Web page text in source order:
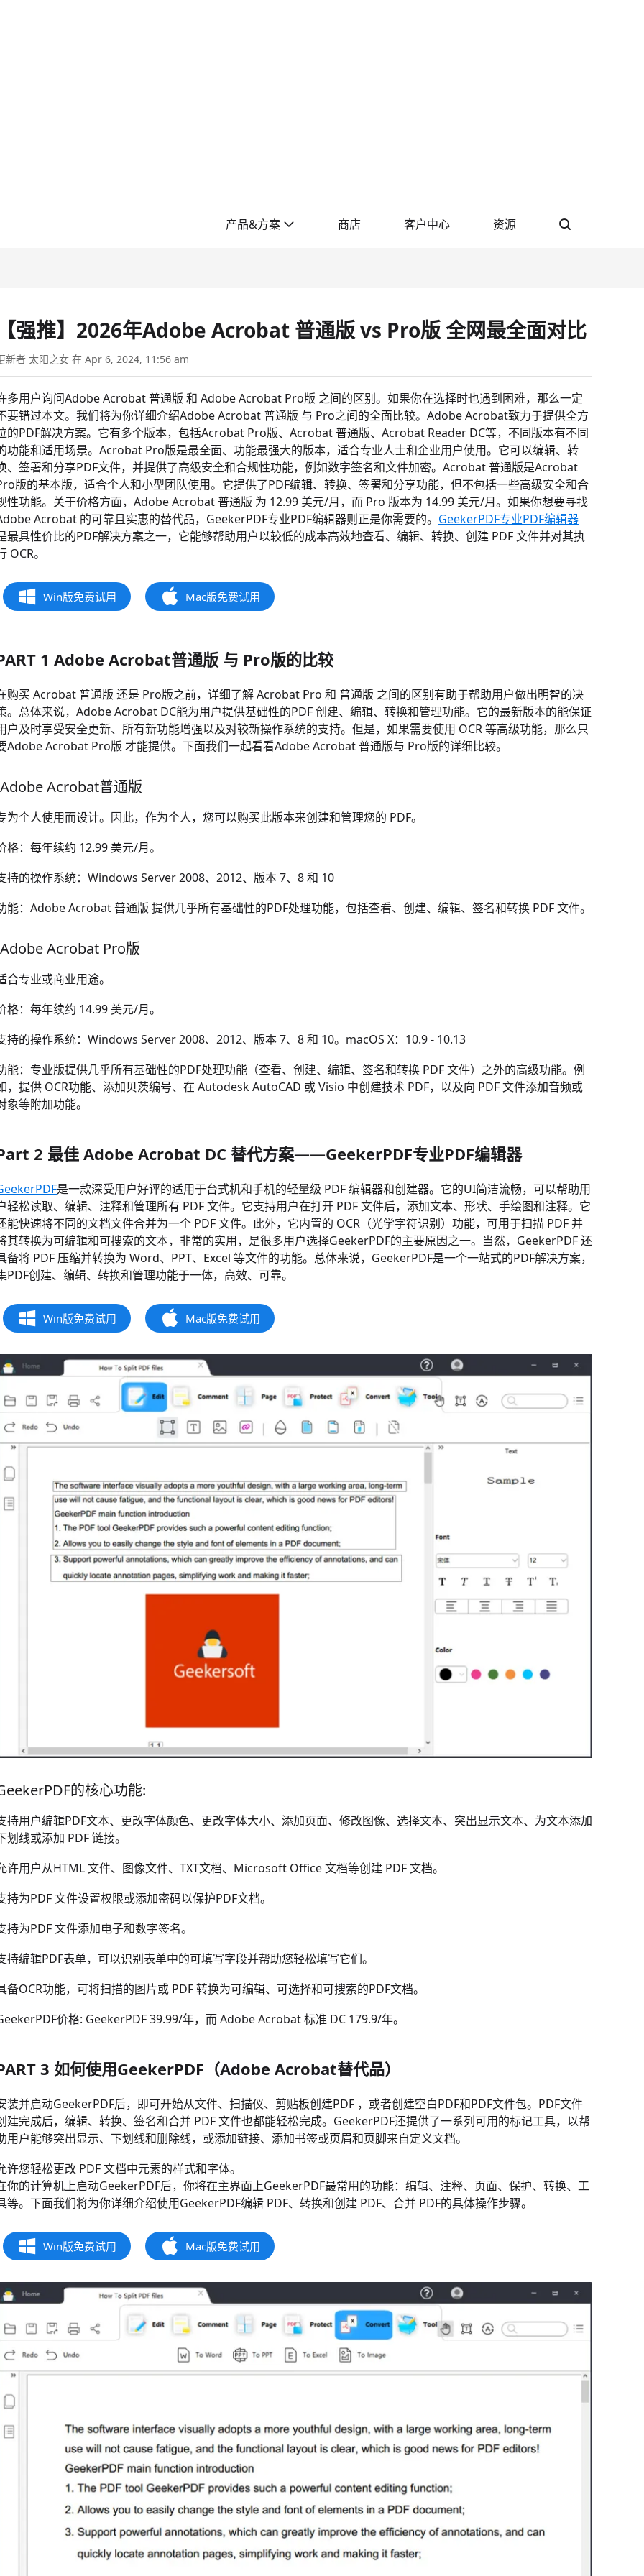
产品&方案 商店 客户中心 资源
强推】2026年Adobe Acrobat 普通版 vs Pro版 全网最全面对比
新者 太阳之女 在 Apr 6, 2024, 11:56 am
多用户询问Adob​​e Acrobat 普通版 和 Adob​​e Acrobat Pro版 之间的区别。如果你在选择时也遇到困难，那么一定
要错过本文。我们将为你详细介绍Adob​​e Acrobat 普通版 与 Pro之间的全面比较。Adobe Acrobat致力于提供全方
的PDF解决方案。它有多个版本，包括Acrobat Pro版、Acrobat 普通版、Acrobat Reader DC等，不同版本有不同
功能和适用场景。Acrobat Pro版是最全面、功能最强大的版本，适合专业人士和企业用户使用。它可以编辑、转
、签署和分享PDF文件，并提供了高级安全和合规性功能，例如数字签名和文件加密。Acrobat 普通版是Acrobat
版的基本版，适合个人和小型团队使用。它提供了PDF编辑、转换、签署和分享功能，但不包括一些高级安全和合
性功能。关于价格方面，Adobe Acrobat 普通版 为 12.99 美元/月，而 Pro 版本为 14.99 美元/月。如果你想要寻找
Acrobat 的可靠且实惠的替代品，GeekerPDF专业PDF编辑器则正是你需要的。 GeekerPDF专业PDF编辑器
最具性价比的PDF解决方案之一，它能够帮助用户以较低的成本高效地查看、编辑、转换、创建 PDF 文件并对其执
OCR。
Win版免费试用 Mac版免费试用
1 Adobe Acrobat普通版 与 Pro版的比较
购买 Acrobat 普通版 还是 Pro版之前，详细了解 Acrobat Pro 和 普通版 之间的区别有助于帮助用户做出明智的决
。总体来说，Adob​​e Acrobat DC能为用户提供基础性的PDF 创建、编辑、转换和管理功能。它的最新版本的能保证
户及时享受安全更新、所有新功能增强以及对较新操作系统的支持。但是，如果需要使用 OCR 等高级功能，那么只
Adobe Acrobat Pro版 才能提供。下面我们一起看看Adobe Acrobat 普通版与 Pro版的详细比较。
Acrobat普通版
为个人使用而设计。因此，作为个人，您可以购买此版本来创建和管理您的 PDF。
格：每年续约 12.99 美元/月。
持的操作系统：Windows Server 2008、2012、版本 7、8 和 10
能：Adobe Acrobat 普通版 提供几乎所有基础性的PDF处理功能，包括查看、创建、编辑、签名和转换 PDF 文件。
Acrobat Pro版
合专业或商业用途。
格：每年续约 14.99 美元/月。
持的操作系统：Windows Server 2008、2012、版本 7、8 和 10。macOS X：10.9 - 10.13
能：专业版提供几乎所有基础性的PDF处理功能（查看、创建、编辑、签名和转换 PDF 文件）之外的高级功能。例
，提供 OCR功能、添加贝茨编号、在 Autodesk AutoCAD 或 Visio 中创建技术 PDF，以及向 PDF 文件添加音频或
象等附加功能。
2 最佳 Adob​​e Acrobat DC 替代方案——GeekerPDF专业PDF编辑器
是一款深受用户好评的适用于台式机和手机的轻量级 PDF 编辑器和创建器。它的UI简洁流畅，可以帮助用
轻松读取、编辑、注释和管理所有 PDF 文件。它支持用户在打开 PDF 文件后，添加文本、形状、手绘图和注释。它
能快速将不同的文档文件合并为一个 PDF 文件。此外，它内置的 OCR（光学字符识别）功能，可用于扫描 PDF 并
其转换为可编辑和可搜索的文本，非常的实用，是很多用户选择GeekerPDF的主要原因之一。当然，GeekerPDF 还
备将 PDF 压缩并转换为 Word、PPT、Excel 等文件的功能。总体来说，GeekerPDF是一个一站式的PDF解决方案，
PDF创建、编辑、转换和管理功能于一体，高效、可靠。
Win版免费试用 Mac版免费试用
的核心功能:
持用户编辑PDF文本、更改字体颜色、更改字体大小、添加页面、修改图像、选择文本、突出显示文本、为文本添加
划线或添加 PDF 链接。
许用户从HTML 文件、图像文件、TXT文档、Microsoft Office 文档等创建 PDF 文档。
持为PDF 文件设置权限或添加密码以保护PDF文档。
持为PDF 文件添加电子和数字签名。
持编辑PDF表单，可以识别表单中的可填写字段并帮助您轻松填写它们。
备OCR功能，可将扫描的图片或 PDF 转换为可编辑、可选择和可搜索的PDF文档。
价格: GeekerPDF 39.99/年，而 Adobe Acrobat 标准 DC 179.9/年。
3 如何使用GeekerPDF（Adobe Acrobat替代品）
装并启动GeekerPDF后，即可开始从文件、扫描仪、剪贴板创建PDF ，或者创建空白PDF和PDF文件包。PDF文件
建完成后，编辑、转换、签名和合并 PDF 文件也都能轻松完成。GeekerPDF还提供了一系列可用的标记工具，以帮
用户能够突出显示、下划线和删除线，或添加链接、添加书签或页眉和页脚来自定义文档。
许您轻松更改 PDF 文档中元素的样式和字体。
你的计算机上启动GeekerPDF后，你将在主界面上GeekerPDF最常用的功能：编辑、注释、页面、保护、转换、工
等。下面我们将为你详细介绍使用GeekerPDF编辑 PDF、转换和创建 PDF、合并 PDF的具体操作步骤。
Win版免费试用 Mac版免费试用